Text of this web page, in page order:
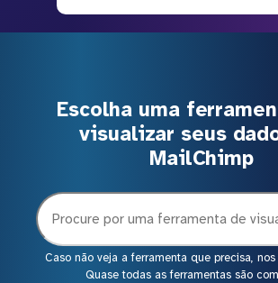
Escolha uma
visualizar seus
MailChimp
Caso não veja a ferramenta que precisa,
Quase todas as ferramentas são